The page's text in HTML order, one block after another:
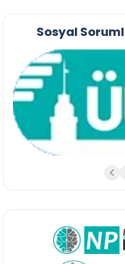
Sosyal